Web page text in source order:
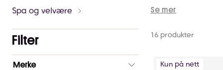
Spa og velvære
Filter
Merke
produkter fra det
ditt hjem. Kilder
Se mer
16 produkter
Kun på nett